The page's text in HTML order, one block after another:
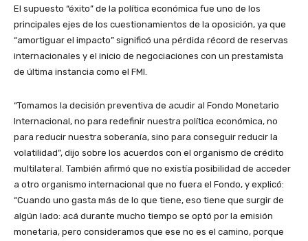
El supuesto “éxito” de la política económica fue uno de los
principales ejes de los cuestionamientos de la oposición, ya que
“amortiguar el impacto” significó una pérdida récord de reservas
internacionales y el inicio de negociaciones con un prestamista
de última instancia como el FMI.
“Tomamos la decisión preventiva de acudir al Fondo Monetario
Internacional, no para redefinir nuestra política económica, no
para reducir nuestra soberanía, sino para conseguir reducir la
volatilidad”, dijo sobre los acuerdos con el organismo de crédito
multilateral. También afirmó que no existía posibilidad de acceder
a otro organismo internacional que no fuera el Fondo, y explicó:
“Cuando uno gasta más de lo que tiene, eso tiene que surgir de
algún lado: acá durante mucho tiempo se optó por la emisión
monetaria, pero consideramos que ese no es el camino, porque